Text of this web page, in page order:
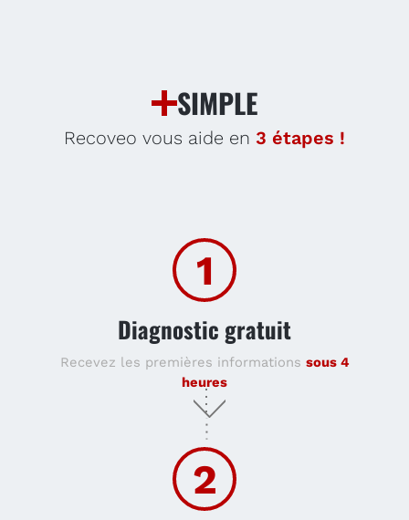
SIMPLE
Recoveo vous aide en 3 étapes !
1
Diagnostic gratuit
Recevez les premières informations sous 4
heures
2